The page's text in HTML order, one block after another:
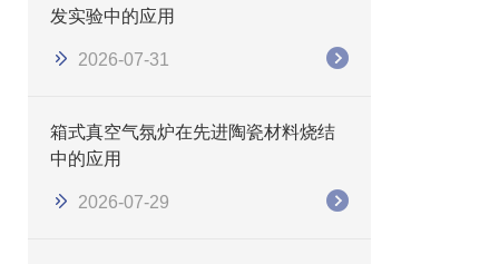
发实验中的应用
2026-07-31
箱式真空气氛炉在先进陶瓷材料烧结
中的应用
2026-07-29